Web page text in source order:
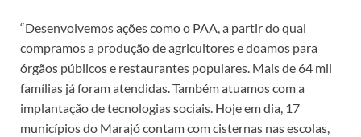
“Desenvolvemos ações como o PAA, a partir do qual
compramos a produção de agricultores e doamos para
órgãos públicos e restaurantes populares. Mais de 64 mil
famílias já foram atendidas. Também atuamos com a
implantação de tecnologias sociais. Hoje em dia, 17
municípios do Marajó contam com cisternas nas escolas,